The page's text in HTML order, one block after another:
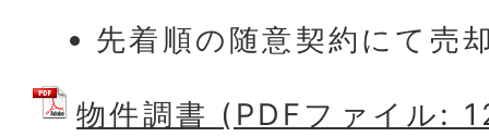
先着順の随意契約にて売
物件調書 (PDFファイル: